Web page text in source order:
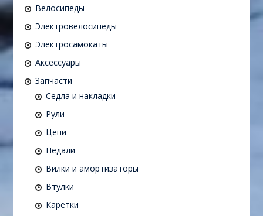
Велосипеды
Электровелосипеды
Электросамокаты
Аксессуары
Запчасти
Седла и накладки
Рули
Цепи
Педали
Вилки и амортизаторы
Втулки
Каретки